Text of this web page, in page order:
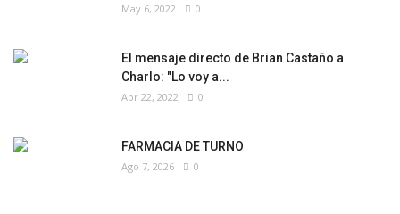
May 6, 2022 0
El mensaje directo de Brian Castaño a
Charlo: "Lo voy a...
Abr 22, 2022 0
FARMACIA DE TURNO
Ago 7, 2026 0